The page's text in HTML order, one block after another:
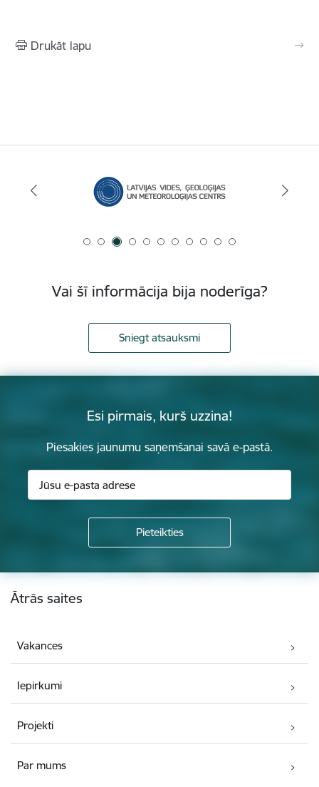
Drukāt lapu
Vai šī informācija bija noderīga?
Sniegt atsauksmi
Esi pirmais, kurš uzzina!
Piesakies jaunumu saņemšanai savā e-pastā.
Kājene
Ātrās saites
Vakances
Iepirkumi
Projekti
Par mums